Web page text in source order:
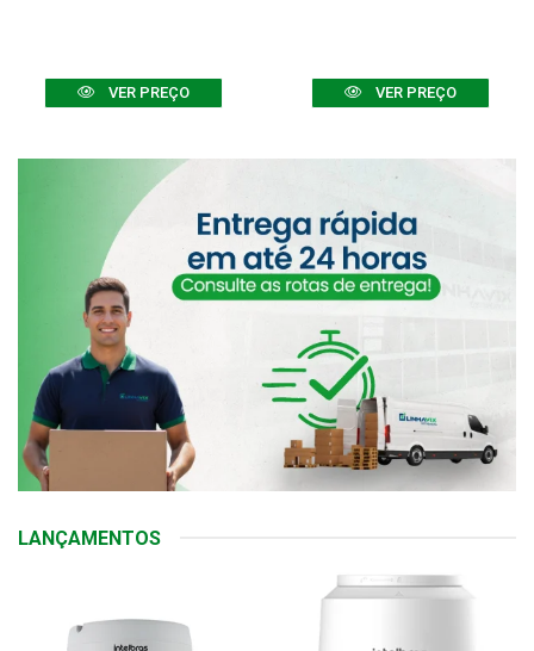
VER PREÇO VER PREÇO
LANÇAMENTOS